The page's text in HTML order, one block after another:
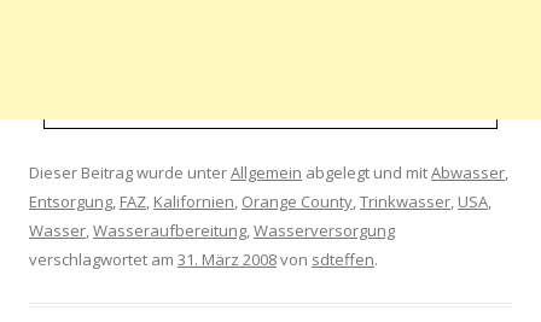
Dieser Beitrag wurde unterAllgemein abgelegt und mitAbwasser,
Entsorgung, FAZ, Kalifornien, Orange County,Trinkwasser, USA,
Wasser,Wasseraufbereitung,Wasserversorgung
verschlagwortet am 31. März 2008von sdteffen.